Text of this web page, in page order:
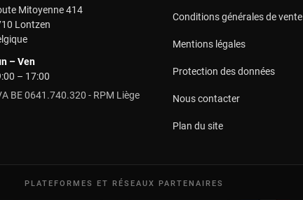
Mitoyenne 414
Lontzen
– Ven
– 17:00
BE 0641.740.320 - RPM Liège
Conditions générales de vente
Mentions légales
Protection des données
Nous contacter
Plan du site
PLATEFORMES ET RÉSEAUX PARTENAIRES